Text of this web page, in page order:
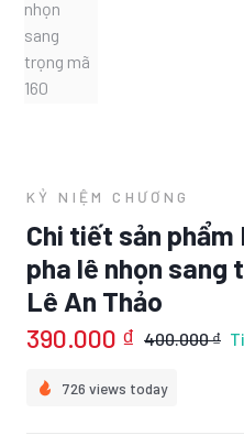
KỶ NIỆM CHƯƠNG
Chi tiết sản phẩm
pha lê nhọn sang
Lê An Thảo
390.000 ₫ 400.000 ₫
726 views today